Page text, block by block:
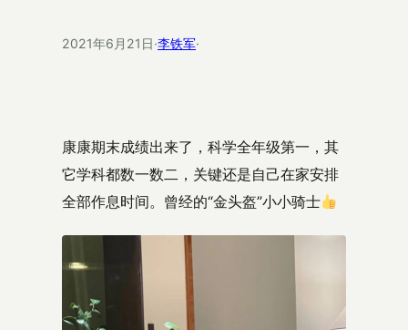
2021年6月21日·李铁军·
康康期末成绩出来了，科学全年级第一，其
它学科都数一数二，关键还是自己在家安排
全部作息时间。曾经的“金头盔”小小骑士